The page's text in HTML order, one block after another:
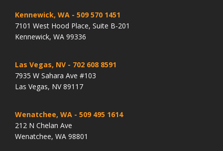
Kennewick, WA - 509 570 1451
7101 West Hood Place, Suite B-201
Kennewick, WA 99336
Las Vegas, NV - 702 608 8591
7935 W Sahara Ave #103
Las Vegas, NV 89117
Wenatchee, WA - 509 495 1614
212 N Chelan Ave
Wenatchee, WA 98801